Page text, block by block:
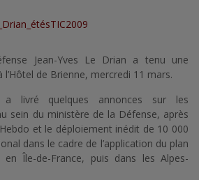
Jean-Yves Le Drian a tenu une
de Brienne, mercredi 11 mars.
a livré quelques annonces sur les
sein du ministère de la Défense, après
et le déploiement inédit de 10 000
dans le cadre de l’application du plan
Île-de-France, puis dans les Alpes-